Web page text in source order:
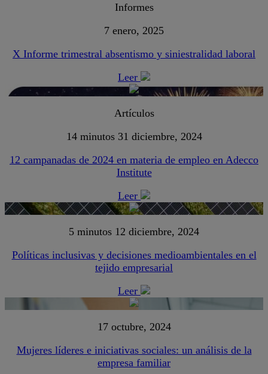
Informes
7 enero, 2025
X Informe trimestral absentismo y siniestralidad laboral
Leer
Artículos
14 minutos 31 diciembre, 2024
12 campanadas de 2024 en materia de empleo en Adecco
Institute
Leer
5 minutos 12 diciembre, 2024
Políticas inclusivas y decisiones medioambientales en el
tejido empresarial
Leer
17 octubre, 2024
Mujeres líderes e iniciativas sociales: un análisis de la
empresa familiar